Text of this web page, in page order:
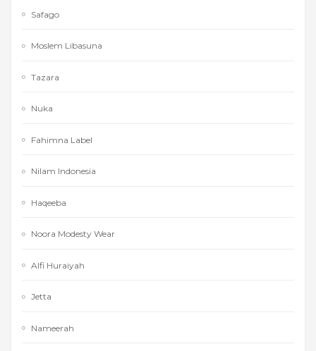
Safago
Moslem Libasuna
Tazara
Nuka
Fahimna Label
Nilam Indonesia
Haqeeba
Noora Modesty Wear
Alfi Huraiyah
Jetta
Nameerah